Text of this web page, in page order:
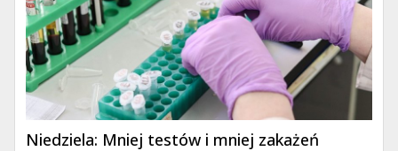
Niedziela: Mniej testów i mniej zakażeń